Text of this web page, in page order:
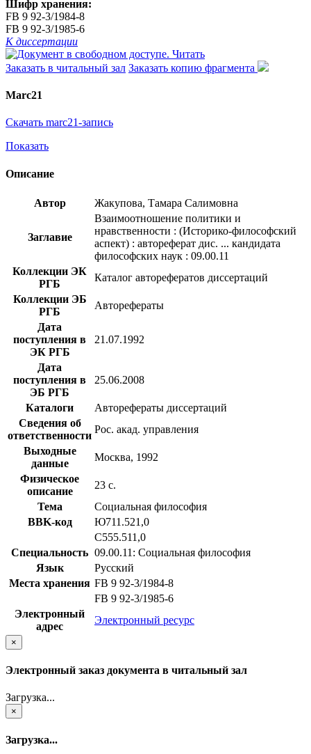
Шифр хранения:
FB 9 92-3/1984-8
FB 9 92-3/1985-6
К диссертации
Читать
Заказать в читальный зал Заказать копию фрагмента
Marc21
Скачать marc21-запись
Показать
Описание
Автор Жакупова, Тамара Салимовна
Заглавие
Взаимоотношение политики и
нравственности : (Историко-философский
аспект) : автореферат дис. ... кандидата
философских наук : 09.00.11
Коллекции ЭК
РГБ
Каталог авторефератов диссертаций
Коллекции ЭБ
РГБ
Авторефераты
Дата
поступления в
ЭК РГБ
21.07.1992
Дата
поступления в
ЭБ РГБ
25.06.2008
Каталоги
Авторефераты диссертаций
Сведения об
ответственности
Рос. акад. управления
Выходные
данные
Москва, 1992
Физическое
описание
23 с.
Тема
Социальная философия
BBK-код
Ю711.521,0
С555.511,0
Специальность 09.00.11: Социальная философия
Язык
Русский
Места хранения FB 9 92-3/1984-8
FB 9 92-3/1985-6
Электронный
адрес
Электронный ресурс
×
Электронный заказ документа в читальный зал
Загрузка...
×
Загрузка...